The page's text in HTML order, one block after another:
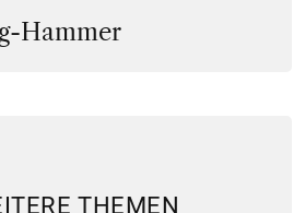
Hammer
THEMEN